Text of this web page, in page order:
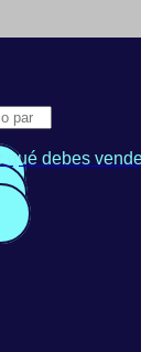
qué debes